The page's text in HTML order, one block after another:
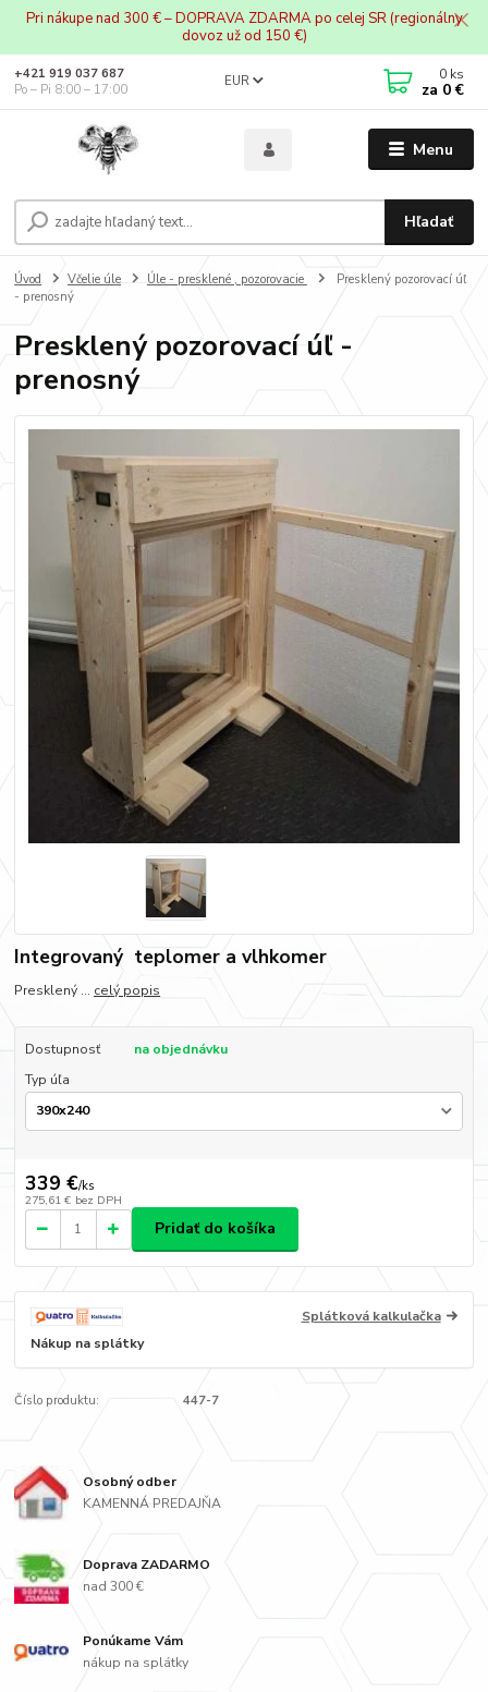
Pri nákupe nad 300 € – DOPRAVA ZDARMA po celej SR (regionálny
dovoz už od 150 €)
Menu
EUR
Hľadať
+421 919 037 687
Po – Pi 8:00 – 17:00
0 ks
za 0 €
Úvod Včelie úle Úle - presklené , pozorovacie
Presklený pozorovací úľ
- prenosný
Presklený pozorovací úľ -
prenosný
Integrovaný teplomer a vlhkomer
Presklený ... celý popis
Dostupnosť
na objednávku
Typ úľa
339 €/ks
275,61 € bez DPH
Pridať do košíka
Splátková kalkulačka
Nákup na splátky
Číslo produktu: 447-7
Osobný odber
KAMENNÁ PREDAJŇA
Doprava ZADARMO
nad 300 €
Ponúkame Vám
nákup na splátky